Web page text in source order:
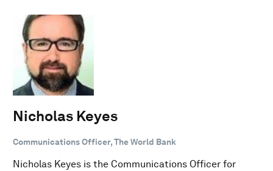
Nicholas Keyes
Communications Officer, The World Bank
Nicholas Keyes is the Communications Officer for